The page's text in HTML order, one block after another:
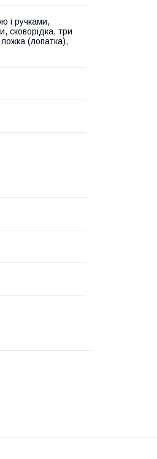
і ручками,
сковорідка, три
ложка (лопатка),